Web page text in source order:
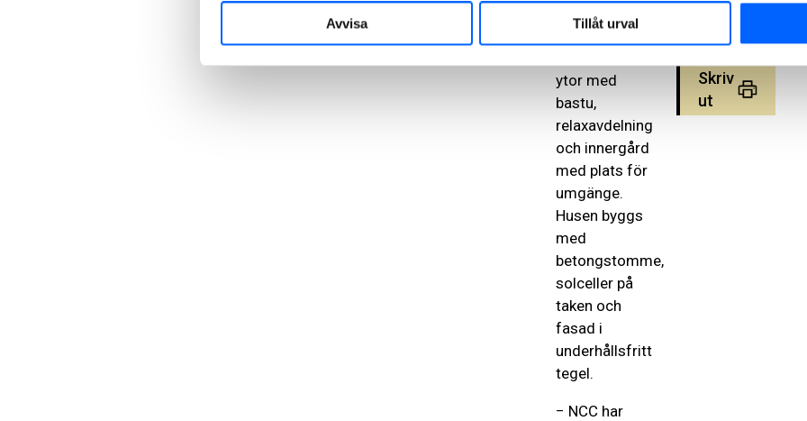
Avvisa Tillåt urval
bostäderna
ytor med
bastu,
relaxavdelning
och innergård
med plats för
umgänge.
Husen byggs
med
betongstomme,
solceller på
taken och
fasad i
underhållsfritt
tegel.
− NCC har
Skriv
ut